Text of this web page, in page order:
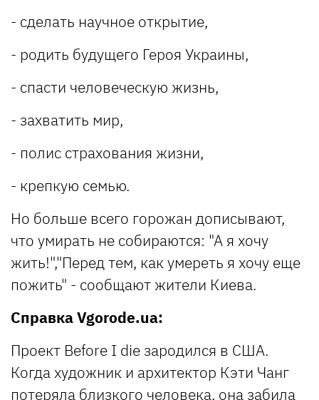
- сделать научное открытие,
- родить будущего Героя Украины,
- спасти человеческую жизнь,
- захватить мир,
- полис страхования жизни,
- крепкую семью.
Но больше всего горожан дописывают,
что умирать не собираются: "А я хочу
жить!","Перед тем, как умереть я хочу еще
пожить" - сообщают жители Киева.
Справка Vgorode.ua:
Проект Before I die зародился в США.
Когда художник и архитектор Кэти Чанг
потеряла близкого человека, она забила